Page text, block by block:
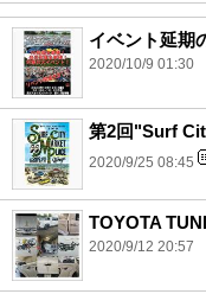
イベント延期
2020/10/9 01:30
第2回"Surf
2020/9/25 08:45
TOYOTA
2020/9/12 20:57